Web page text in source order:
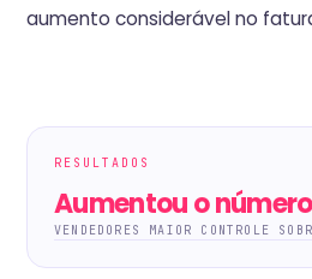
aumento considerável no
RESULTADOS
Aumentou o número
VENDEDORES MAIOR CONTROLE